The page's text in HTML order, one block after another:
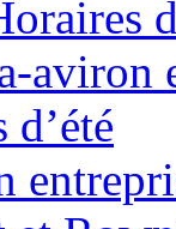
aviron
d’été